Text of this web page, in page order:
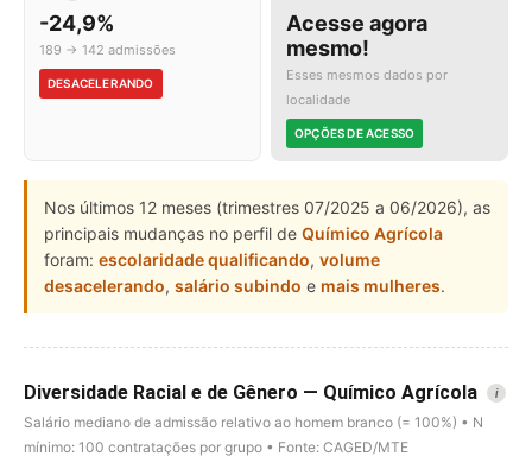
-24,9%
189 → 142 admissões
DESACELERANDO
Acesse agora
mesmo!
Esses mesmos dados por
localidade
OPÇÕES DE ACESSO
Nos últimos 12 meses (trimestres 07/2025 a 06/2026), as
principais mudanças no perfil de Químico Agrícola
foram: escolaridade qualificando, volume
desacelerando, salário subindo e mais mulheres.
Diversidade Racial e de Gênero — Químico Agrícola i
Salário mediano de admissão relativo ao homem branco (= 100%) • N
mínimo: 100 contratações por grupo • Fonte: CAGED/MTE